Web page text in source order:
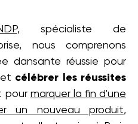
, spécialiste de
nous comprenons
dansante réussie pour
et célébrer les réussites
pour marquer la fin d'une
un nouveau produit,